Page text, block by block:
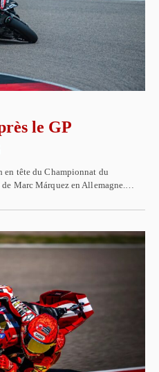
le GP
en tête du Championnat du
Marc Márquez en Allemagne.…